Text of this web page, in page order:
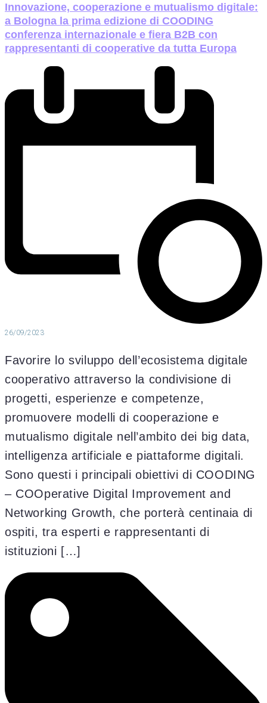
Innovazione, cooperazione e mutualismo digitale:
a Bologna la prima edizione di COODING
conferenza internazionale e fiera B2B con
rappresentanti di cooperative da tutta Europa
26/09/2023
Favorire lo sviluppo dell’ecosistema digitale
cooperativo attraverso la condivisione di
progetti, esperienze e competenze,
promuovere modelli di cooperazione e
mutualismo digitale nell’ambito dei big data,
intelligenza artificiale e piattaforme digitali.
Sono questi i principali obiettivi di COODING
– COOperative Digital Improvement and
Networking Growth, che porterà centinaia di
ospiti, tra esperti e rappresentanti di
istituzioni […]